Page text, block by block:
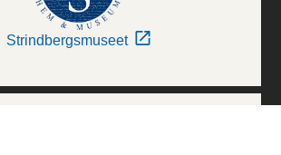
Strindbergsmuseet